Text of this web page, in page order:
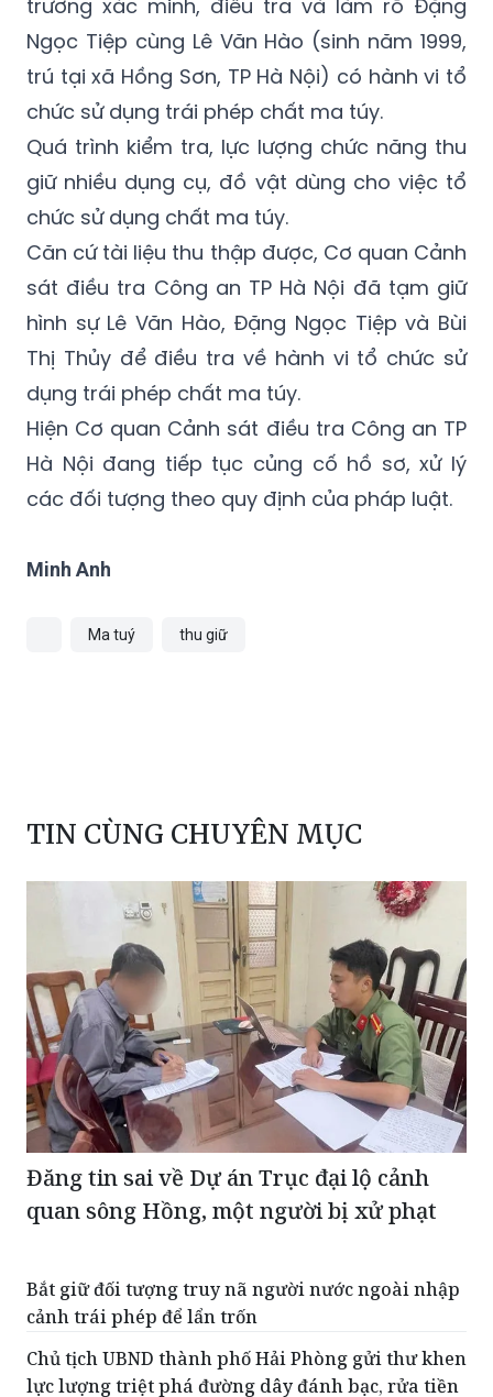
trú tại xã Hồng Sơn, TP Hà Nội) có hành vi tổ
chức sử dụng trái phép chất ma túy.
Quá trình kiểm tra, lực lượng chức năng thu
giữ nhiều dụng cụ, đồ vật dùng cho việc tổ
chức sử dụng chất ma túy.
Căn cứ tài liệu thu thập được, Cơ quan Cảnh
sát điều tra Công an TP Hà Nội đã tạm giữ
hình sự Lê Văn Hào, Đặng Ngọc Tiệp và Bùi
Thị Thủy để điều tra về hành vi tổ chức sử
dụng trái phép chất ma túy.
Hiện Cơ quan Cảnh sát điều tra Công an TP
Hà Nội đang tiếp tục củng cố hồ sơ, xử lý
các đối tượng theo quy định của pháp luật.
Minh Anh
Ma tuý
Đăng tin sai về Dự án Trục đại lộ cảnh
quan sông Hồng, một người bị xử phạt
Bắt giữ đối tượng truy nã người nước ngoài nhập
Chủ tịch UBND thành phố Hải Phòng gửi thư khen
lực lượng triệt phá đường dây đánh bạc, rửa tiền
Hàng nghìn tỷ đồng trong đường dây đánh bạc